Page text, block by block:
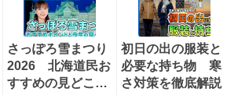
さっぽろ雪まつり
2026 北海道民お
すすめの見どころ
初日の出の服装と
必要な持ち物 寒
さ対策を徹底解説